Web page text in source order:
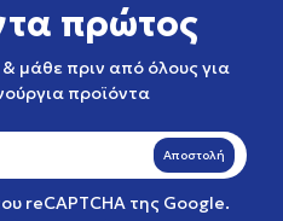
πρώτος
μάθε πριν από όλους για
προϊόντα
Αποστολή
reCAPTCHA της Google.